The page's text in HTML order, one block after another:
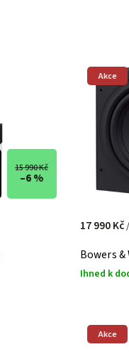
15 990 Kč
–6 %
Akce
Bowers &
Ihned k
17 990 Kč
Akce